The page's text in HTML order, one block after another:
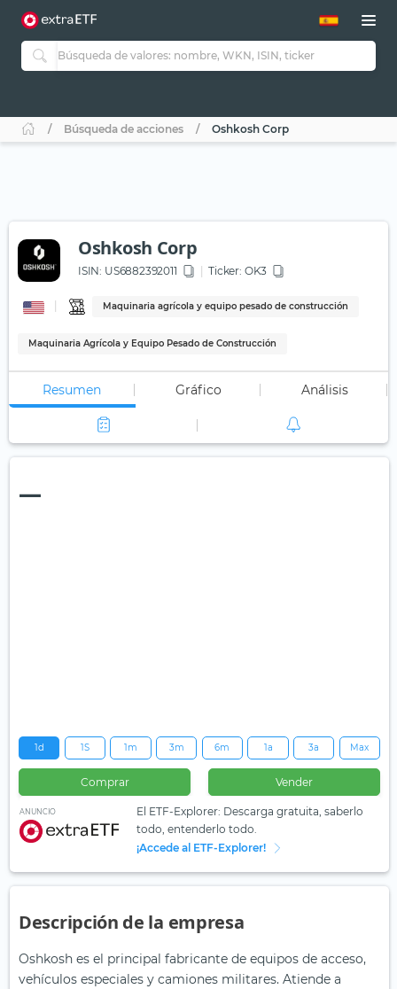
Búsqueda de acciones Oshkosh Corp
Oshkosh Corp
ISIN: US6882392011 Ticker: OK3
Maquinaria agrícola y equipo pesado de construcción
Maquinaria Agrícola y Equipo Pesado de Construcción
Resumen Gráfico Análisis
—
1d 1S 1m 3m 6m 1a 3a Max
Comprar Vender
ANUNCIO
El ETF-Explorer: Descarga gratuita, saberlo
todo, entenderlo todo.
¡Accede al ETF-Explorer!
Descripción de la empresa
Oshkosh es el principal fabricante de equipos de acceso,
vehículos especiales y camiones militares. Atiende a